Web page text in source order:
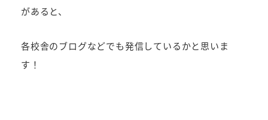
があると、
各校舎のブログなどでも発信しているかと思いま
す！